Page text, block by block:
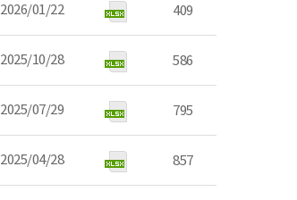
2026/01/22 409
2025/10/28 586
2025/07/29 795
2025/04/28 857